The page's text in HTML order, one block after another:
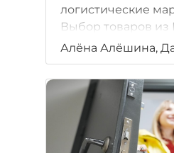
логистические
Выбор товаров из
временно
перевозки
сухопутным.
Алёна Алёшина,